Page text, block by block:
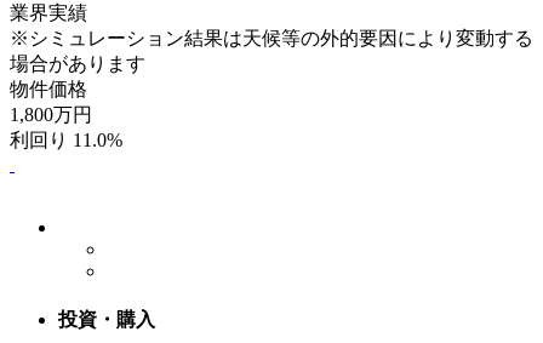
業界実績
※シミュレーション結果は天候等の外的要因により変動する
場合があります
物件価格
1,800万円
利回り 11.0%
投資・購入